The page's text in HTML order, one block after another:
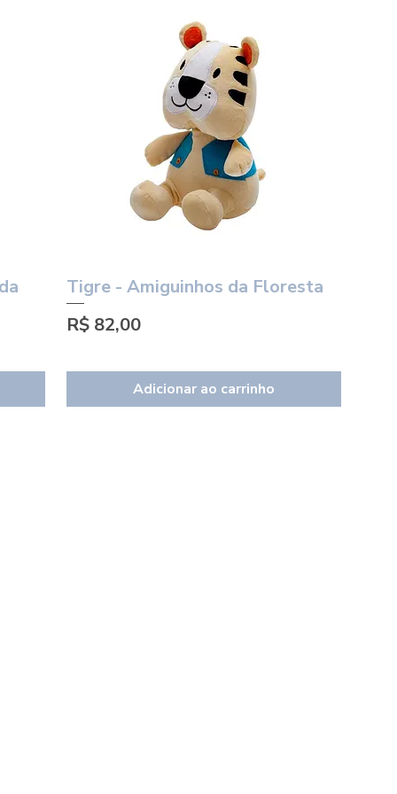
Visualização rápida
Tigre - Amiguinhos da Floresta
Preço
R$ 82,00
Adicionar ao carrinho